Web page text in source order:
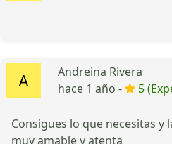
Andreina Rivera
hace 1 año -
5
Consigues lo que necesitas y
muy amable y atenta